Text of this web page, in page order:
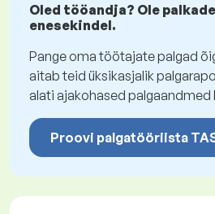
Oled tööandja? Ole
enesekindel.
Pange oma töötajate palgad
aitab teid üksikasjalik
alati ajakohased
Proovi palgatööriista